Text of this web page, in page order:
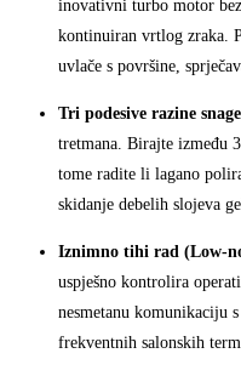
inovativni turbo motor
kontinuiran vrtlog zraka.
uvlače s površine,
Tri podesive razine
tretmana. Birajte između
tome radite li lagano
skidanje debelih slojeva
Iznimno tihi rad (Low-
uspješno kontrolira
nesmetanu komunikaciju
frekventnih salonskih